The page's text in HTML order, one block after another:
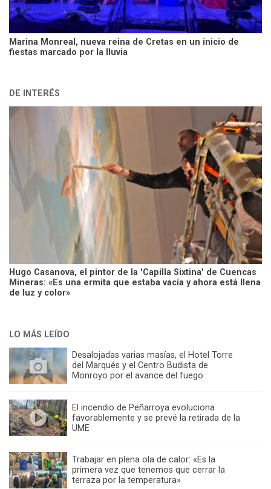
Marina Monreal, nueva reina de Cretas en un inicio de
fiestas marcado por la lluvia
DE INTERÉS
Hugo Casanova, el pintor de la 'Capilla Sixtina' de Cuencas
Mineras: «Es una ermita que estaba vacía y ahora está llena
de luz y color»
LO MÁS LEÍDO
Desalojadas varias masías, el Hotel Torre
del Marqués y el Centro Budista de
Monroyo por el avance del fuego
El incendio de Peñarroya evoluciona
favorablemente y se prevé la retirada de la
UME
Trabajar en plena ola de calor: «Es la
primera vez que tenemos que cerrar la
terraza por la temperatura»